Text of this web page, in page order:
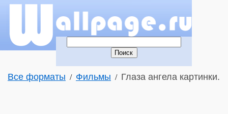
Все форматы / Фильмы / Глаза ангела картинки.